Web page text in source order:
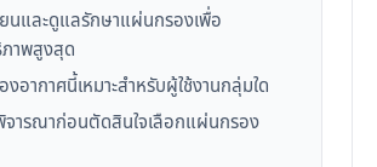
นและดูแลรักษาแผ่นกรองเพื่อ
าพสูงสุด
อากาศนี้เหมาะสำหรับผู้ใช้งานกลุ่มใด
จารณาก่อนตัดสินใจเลือกแผ่นกรอง